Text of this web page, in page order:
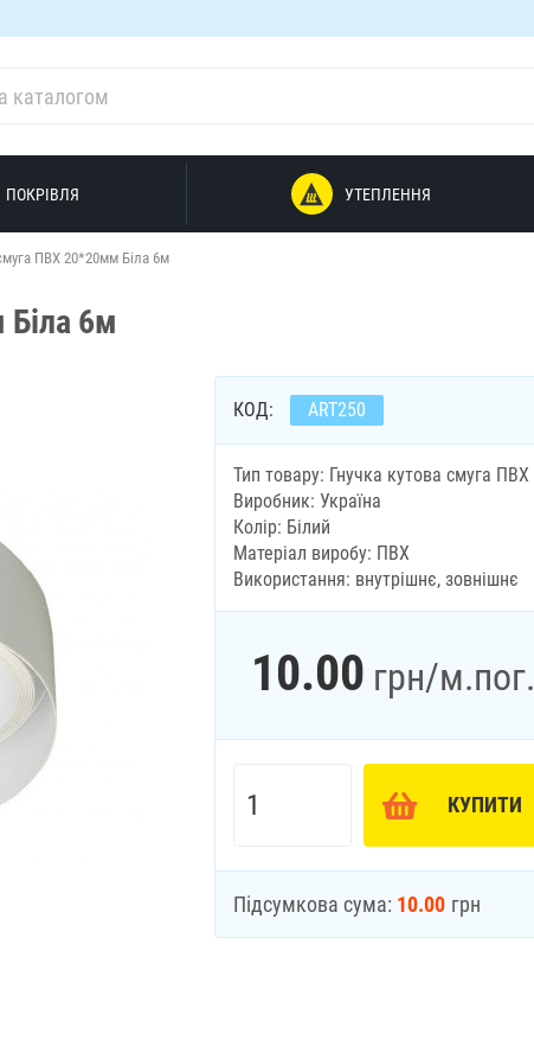
ПОКРІВЛЯ УТЕПЛЕННЯ
ПВХ 20*20мм Біла 6м
6м
КОД: ART250
Тип товару: Гнучка кутова смуга ПВХ
Виробник: Україна
Колір: Білий
Матеріал виробу: ПВХ
Використання: внутрішнє, зовнішнє
10.00 грн/м.пог.
КУПИТИ
Підсумкова сума: 10.00 грн